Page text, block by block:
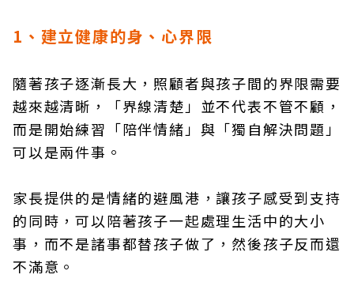
1 、建立健康的身、心界限
隨著孩子逐漸長大，照顧者與孩子間的界限需要
越來越清晰，「界線清楚」並不代表不管不顧，
而是開始練習「陪伴情緒」與「獨自解決問題」
可以是兩件事。
家長提供的是情緒的避風港，讓孩子感受到支持
的同時，可以陪著孩子一起處理生活中的大小
事，而不是諸事都替孩子做了，然後孩子反而還
不滿意。